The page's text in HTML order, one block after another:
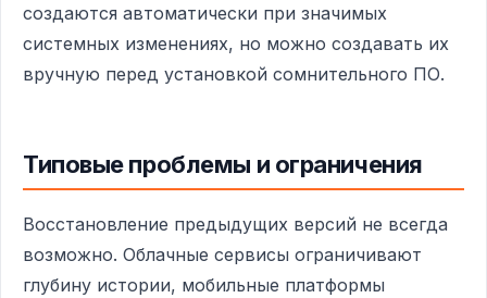
создаются автоматически при значимых
системных изменениях, но можно создавать их
вручную перед установкой сомнительного ПО.
Типовые проблемы и ограничения
Восстановление предыдущих версий не всегда
возможно. Облачные сервисы ограничивают
глубину истории, мобильные платформы